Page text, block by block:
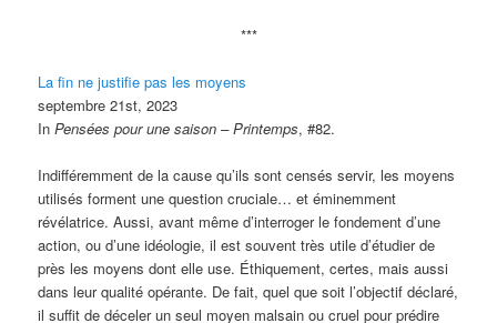
***
La fin ne justifie pas les moyens
septembre 21st, 2023
InPensées pour une saison – Printemps, #82.
Indifféremment de la cause qu’ils sont censés servir, les moyens
utilisés forment une question cruciale… et éminemment
révélatrice. Aussi, avant même d’interroger le fondement d’une
action, ou d’une idéologie, il est souvent très utile d’étudier de
près les moyens dont elle use. Éthiquement, certes, mais aussi
dans leur qualité opérante. De fait, quel que soit l’objectif déclaré,
il suffit de déceler un seul moyen malsain ou cruel pour prédire